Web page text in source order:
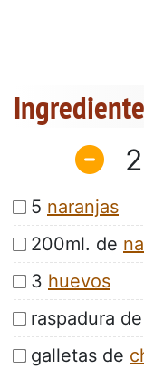
2
5 naranjas
200ml. de
3 huevos
raspadura
galletas de